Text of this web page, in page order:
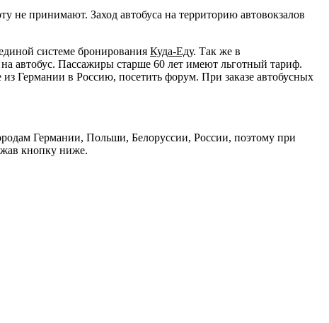
принимают. Заход автобуса на территорию автовокзалов
системе бронирования Куда-Еду. Так же в
автобус. Пассажиры старше 60 лет имеют льготный тариф.
Германии в Россию, посетить форум. При заказе автобусных
Германии, Польши, Белоруссии, России, поэтому при
кнопку ниже.